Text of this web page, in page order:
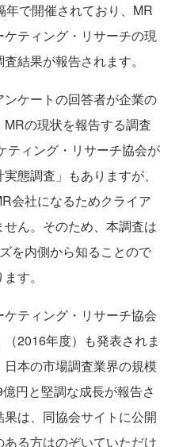
で開催されており、MR
ティング・リサーチの現
結果が報告されます。
ケートの回答者が企業の
の現状を報告する調査
ティング・リサーチ協会が
態調査」もありますが、
会社になるためクライア
ん。そのため、本調査は
を内側から知ることので
す。
ティング・リサーチ協会
（2016年度）も発表されま
本の市場調査業界の規模
円と堅調な成長が報告さ
は、同協会サイトに公開
る方はのぞいていただけ